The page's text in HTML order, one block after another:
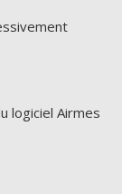
logiciel Airmes